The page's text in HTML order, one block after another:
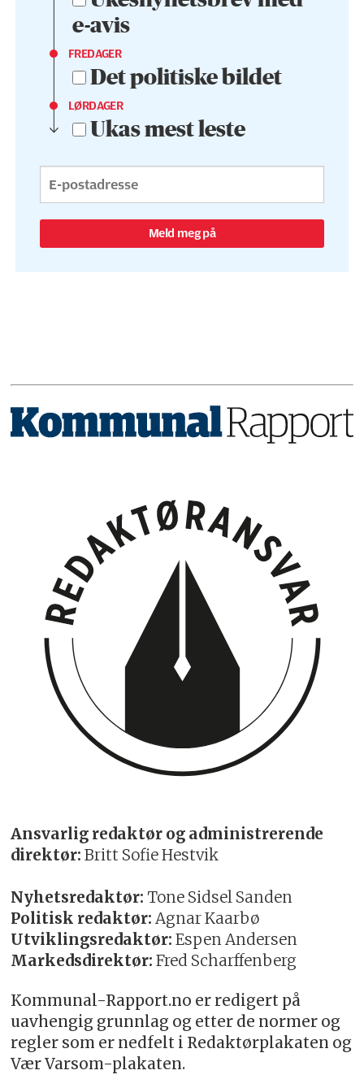
e-avis
FREDAGER
Det politiske bildet
LØRDAGER
Ukas mest leste
Meld meg på
Ansvarlig redaktør og administrerende
direktør: Britt Sofie Hestvik
Nyhetsredaktør: Tone Sidsel Sanden
Politisk redaktør: Agnar Kaarbø
Utviklingsredaktør: Espen Andersen
Markedsdirektør: Fred Scharffenberg
Kommunal-Rapport.no er redigert på
uavhengig grunnlag og etter de normer og
regler som er nedfelt i Redaktørplakaten og
Vær Varsom-plakaten.